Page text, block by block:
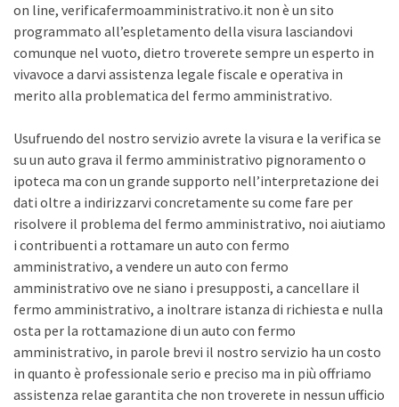
on line, verificafermoamministrativo.it non è un sito
programmato all’espletamento della visura lasciandovi
comunque nel vuoto, dietro troverete sempre un esperto in
vivavoce a darvi assistenza legale fiscale e operativa in
merito alla problematica del fermo amministrativo.
Usufruendo del nostro servizio avrete la visura e la verifica se
su un auto grava il fermo amministrativo pignoramento o
ipoteca ma con un grande supporto nell’interpretazione dei
dati oltre a indirizzarvi concretamente su come fare per
risolvere il problema del fermo amministrativo, noi aiutiamo
i contribuenti a rottamare un auto con fermo
amministrativo, a vendere un auto con fermo
amministrativo ove ne siano i presupposti, a cancellare il
fermo amministrativo, a inoltrare istanza di richiesta e nulla
osta per la rottamazione di un auto con fermo
amministrativo, in parole brevi il nostro servizio ha un costo
in quanto è professionale serio e preciso ma in più offriamo
assistenza relae garantita che non troverete in nessun ufficio